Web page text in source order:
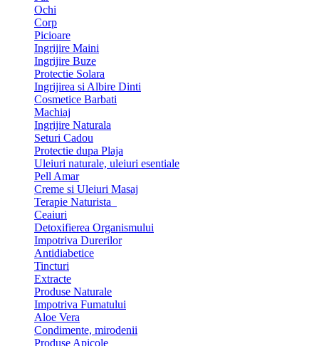
Ochi
Corp
Picioare
Ingrijire Maini
Ingrijire Buze
Protectie Solara
Ingrijirea si Albire Dinti
Cosmetice Barbati
Machiaj
Ingrijire Naturala
Seturi Cadou
Protectie dupa Plaja
Uleiuri naturale, uleiuri esentiale
Pell Amar
Creme si Uleiuri Masaj
Terapie Naturista
Ceaiuri
Detoxifierea Organismului
Impotriva Durerilor
Antidiabetice
Tincturi
Extracte
Produse Naturale
Impotriva Fumatului
Aloe Vera
Condimente, mirodenii
Produse Apicole